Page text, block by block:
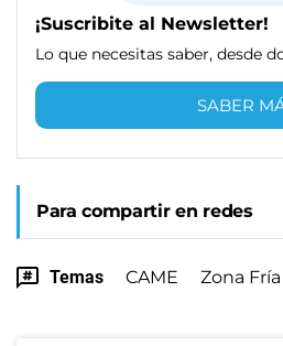
¡Suscribite al Newsletter!
Lo que necesitas saber, desde
SABER
Para compartir en redes
Temas CAME Zona Fría